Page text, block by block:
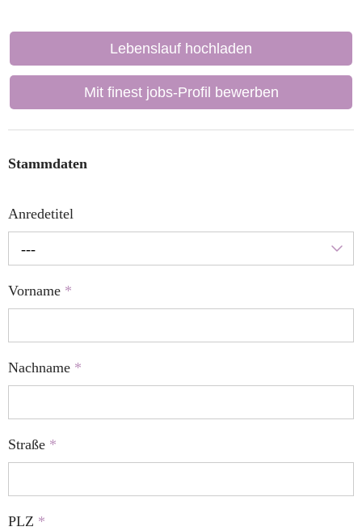
Lebenslauf hochladen
Mit finest jobs-Profil bewerben
Stammdaten
Anredetitel
---
Vorname *
Nachname *
Straße *
PLZ *